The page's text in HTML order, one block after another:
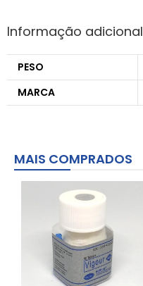
Informação adicional
PESO
MARCA
MAIS COMPRADOS